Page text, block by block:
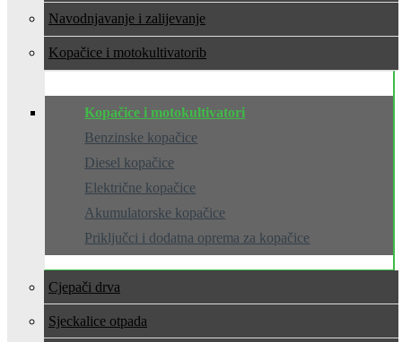
Navodnjavanje i zalijevanje
Kopačice i motokultivatori
Kopačice i motokultivatori
Benzinske kopačice
Diesel kopačice
Električne kopačice
Akumulatorske kopačice
Priključci i dodatna oprema za kopačice
Cjepači drva
Sjeckalice otpada